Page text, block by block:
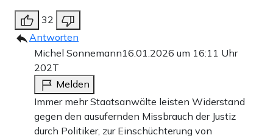
32
Antworten
Michel Sonnemann16.01.2026 um 16:11 Uhr
202T
Melden
Immer mehr Staatsanwälte leisten Widerstand
gegen den ausufernden Missbrauch der Justiz
durch Politiker, zur Einschüchterung von